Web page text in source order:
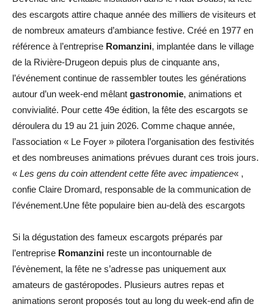
des escargots attire chaque année des milliers de visiteurs et
de nombreux amateurs d’ambiance festive. Créé en 1977 en
référence à l’entreprise Romanzini, implantée dans le village
de la Rivière-Drugeon depuis plus de cinquante ans,
l’événement continue de rassembler toutes les générations
autour d’un week-end mêlant gastronomie, animations et
convivialité. Pour cette 49e édition, la fête des escargots se
déroulera du 19 au 21 juin 2026. Comme chaque année,
l’association « Le Foyer » pilotera l’organisation des festivités
et des nombreuses animations prévues durant ces trois jours.
« Les gens du coin attendent cette fête avec impatience« ,
confie Claire Dromard, responsable de la communication de
l’événement.Une fête populaire bien au-delà des escargots
Si la dégustation des fameux escargots préparés par
l’entreprise Romanzini reste un incontournable de
l’évènement, la fête ne s’adresse pas uniquement aux
amateurs de gastéropodes. Plusieurs autres repas et
animations seront proposés tout au long du week-end afin de